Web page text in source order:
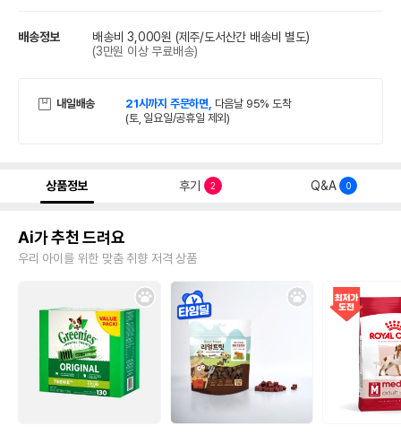
배송정보 배송비 3,000원 (제주/도서산간 배송비 별도)
(3만원 이상 무료배송)
내일배송 21시까지 주문하면, 다음날 95% 도착
(토, 일요일/공휴일 제외)
상품정보 후기 2 Q&A 0
Ai가 추천 드려요
우리 아이를 위한 맞춤 취향 저격 상품